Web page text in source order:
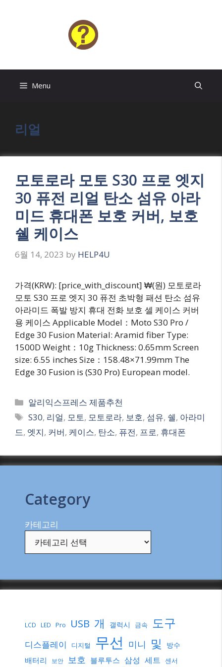
Menu
리얼
모토로라 모토 S30 프로 엣지
30 퓨전 리얼 탄소 섬유 아라
미드 휴대폰 보호 커버, 보호
쉘 케이스
6월 14, 2023 by HELP4U
가격(KRW): [price_with_discount] ₩(원) 모토로라
모토 S30 프로 엣지 30 퓨전 초박형 패션 탄소 섬유
아라미드 폭발 방지 휴대 전화 보호 셀 케이스 커버
용 케이스 Applicable Model：Moto S30 Pro /
Edge 30 Fusion Material: Aramid fiber Type:
1500D Weight：10g Thickness: 0.65mm Screen
size: 6.55 inches Size：158.48×71.99mm The
Edge 30 Fusion is (S30 Pro) European model.
Categories
알리익스프레스 제품추천
Tags
S30, 리얼, 모토, 모토로라, 보호, 섬유, 쉘, 아라미
드, 엣지, 커버, 케이스, 탄소, 퓨전, 프로, 휴대폰
Category
카테고리
LCD LED Pro USB 개 갤럭시 금속 도구
디스플레이 디지털 무선 미니 및 방수
배터리 보안 보호 블루투스 삼성 세트 센서